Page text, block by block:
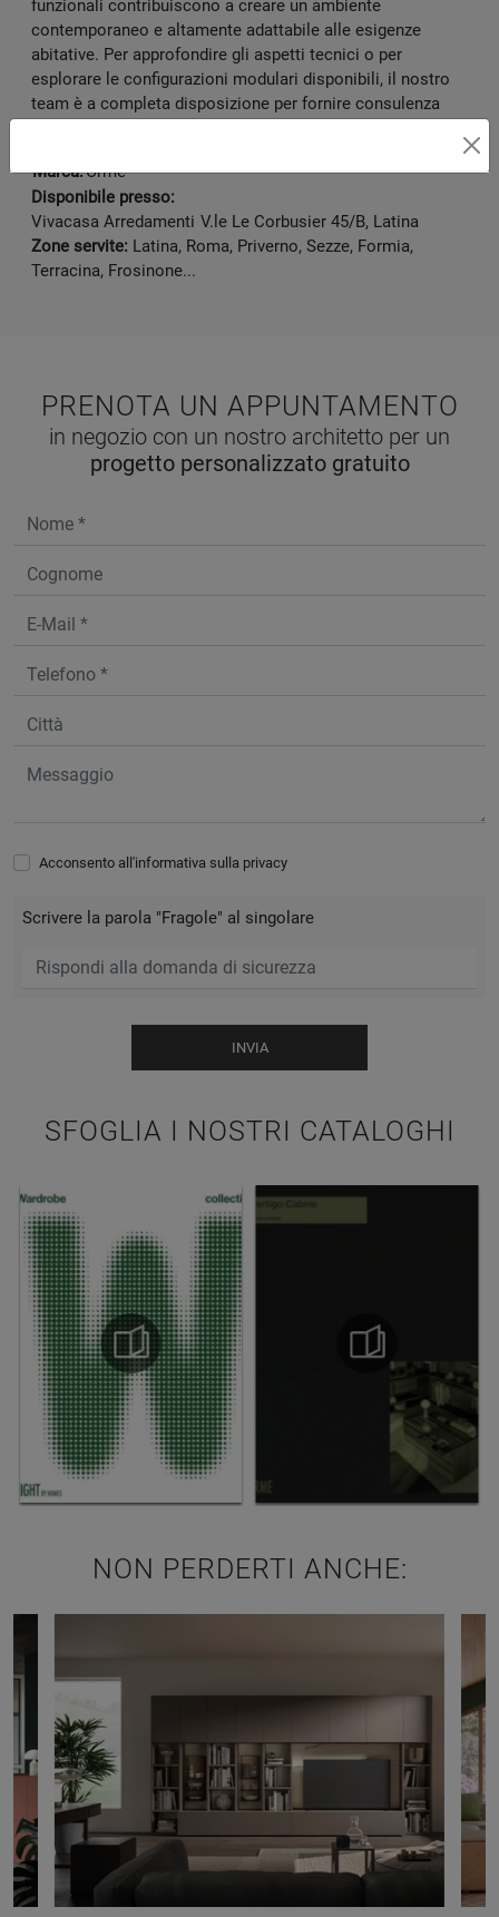
funzionali contribuiscono a creare un ambiente
contemporaneo e altamente adattabile alle esigenze
abitative. Per approfondire gli aspetti tecnici o per
esplorare le configurazioni modulari disponibili, il nostro
team è a completa disposizione per fornire consulenza
Marca:Orme
Disponibile presso:
Vivacasa Arredamenti V.le Le Corbusier 45/B, Latina
Zone servite: Latina, Roma, Priverno, Sezze, Formia,
Terracina, Frosinone...
SFOGLIA I NOSTRI CATALOGHI
PRENOTA UN APPUNTAMENTO
in negozio con un nostro architetto per un
progetto personalizzato gratuito
Acconsento all'informativa sulla privacy
Scrivere la parola "Fragole" al singolare
INVIA
NON PERDERTI ANCHE: